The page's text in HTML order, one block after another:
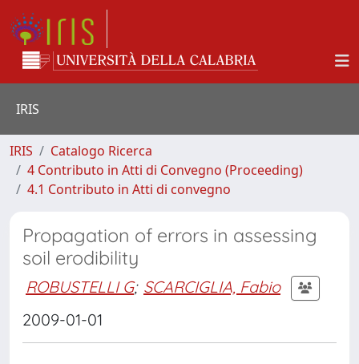
IRIS
IRIS
Catalogo Ricerca
4 Contributo in Atti di Convegno (Proceeding)
4.1 Contributo in Atti di convegno
Propagation of errors in assessing
soil erodibility
ROBUSTELLI G; SCARCIGLIA, Fabio
2009-01-01